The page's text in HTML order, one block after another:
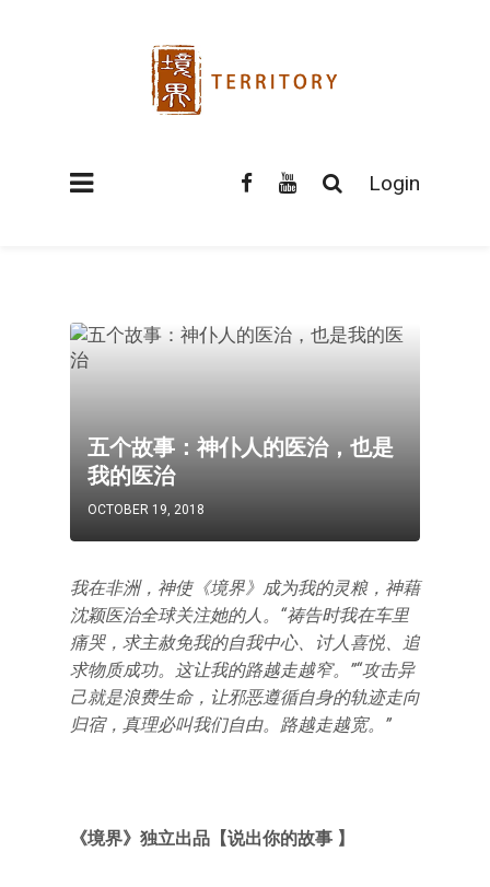
Login
五个故事：神仆人的医治，也是
我的医治
OCTOBER 19, 2018
我在非洲，神使《境界》成为我的灵粮，神藉
沈颖医治全球关注她的人。“祷告时我在车里
痛哭，求主赦免我的自我中心、讨人喜悦、追
求物质成功。这让我的路越走越窄。”“攻击异
己就是浪费生命，让邪恶遵循自身的轨迹走向
归宿，真理必叫我们自由。路越走越宽。”
《境界》 独立出品 【说出你的故事 】